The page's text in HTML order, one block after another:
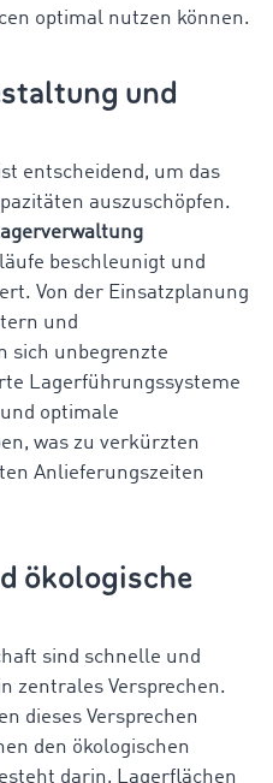
optimal nutzen können.
und
entscheidend, um das
auszuschöpfen.
beschleunigt und
Von der Einsatzplanung
und
sich unbegrenzte
Lagerführungssysteme
optimale
was zu verkürzten
Anlieferungszeiten
ökologische
sind schnelle und
zentrales Versprechen.
dieses Versprechen
den ökologischen
darin, Lagerflächen